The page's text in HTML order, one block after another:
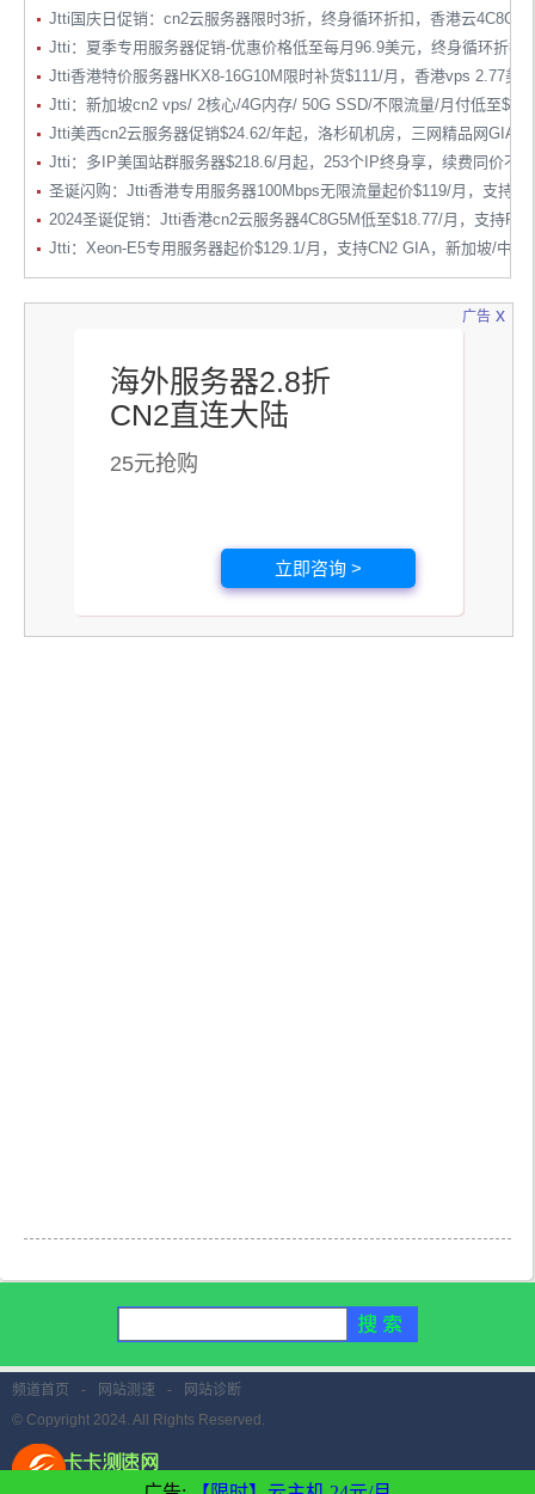
Jtti国庆日促销：cn2云服务器限时3折，终身循环折扣，香港云4C8G
Jtti：夏季专用服务器促销-优惠价格低至每月96.9美元，终身循环折扣
Jtti香港特价服务器HKX8-16G10M限时补货$111/月，香港vps 2.77美
Jtti：新加坡cn2 vps/ 2核心/4G内存/ 50G SSD/不限流量/月付低至
Jtti美西cn2云服务器促销$24.62/年起，洛杉矶机房，三网精品网GIA
Jtti：多IP美国站群服务器$218.6/月起，253个IP终身享，续费同价不
圣诞闪购：Jtti香港专用服务器100Mbps无限流量起价$119/月，支持支
2024圣诞促销：Jtti香港cn2云服务器4C8G5M低至$18.77/月，支持
Jtti：Xeon-E5专用服务器起价$129.1/月，支持CN2 GIA，新加坡/中国
广告
海外服务器2.8折
CN2直连大陆
25元抢购
立即咨询 >
x
频道首页 - 网站测速 -
网站诊断
© Copyright 2024. All Rights Reserved.